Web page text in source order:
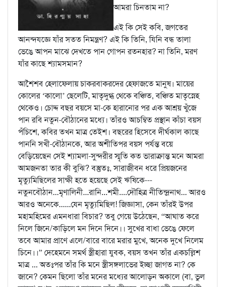
আমরা চিনতাম না?
এই কি সেই কবি, জগতের
আনন্দযজ্ঞে যাঁর সতত নিমন্ত্রণ? এই কি তিনি, যিনি বন্ধ তালা
ভেঙে আপন মাঝে দেখতে পান গোপন রতনহার? না তিনি, মরণ
যাঁর কাছে শ্যামসমান?
আশৈশব হেলাফেলায় চাকরবাকরদের হেফাজতে মানুষ। মায়ের
কোলের ‘কালো’ ছেলেটি, মাতৃদুগ্ধ থেকে বঞ্চিত, বঞ্চিত মাতৃস্নেহ
থেকেও। চোদ্দ বছর বয়সে মা-কে হারানোর পর এক আশ্রয় খুঁজে
পান রবি নতুন-বৌঠানের মধ্যে। তাঁরও আচম্বিত প্রস্থান কাঁচা বয়স
পঁচিশে, কবির তখন মাত্র তেইশ। বছরের হিসেবে দীর্ঘকাল কাছে
পাননি সখী-বৌঠানকে, আর অশীতিপর বয়স পর্যন্ত বয়ে
বেড়িয়েছেন সেই শ্যামলা-সুন্দরীর স্মৃতি কত ভারাক্রান্ত মনে আমরা
আমজনতা তার কী বুঝি? বস্তুতঃ, সারাজীবন ধরে প্রিয়জনের
মৃত্যুমিছিলের সাক্ষী হতে হয়েছে সেই ঋষিকে---
নতুনবৌঠান...মৃণালিনী...রানি...শমী....দৌহিত্র নীতিন্দ্রনাথ... আরও
আরও অনেকে......যেন মৃত্যুমিছিল! জিজ্ঞাসা, কেন তাঁরই উপর
মহামহিমের এমনধারা বিচার? তবু গেয়ে উঠেছেন, “আঘাত করে
নিলে জিনে/কাড়িলে মন দিনে দিনে।। সুখের বাধা ভেঙে ফেলে
তবে আমার প্রাণে এলে/বারে বারে মরার মুখে, অনেক দুখে নিলেম
চিনে।।” দেহেমনে সমর্থ স্ত্রীহারা যুবক, বয়স তখন তাঁর একচল্লিশ
মাত্র ... অতঃপর তাঁর কি মনে স্ত্রীসঙ্গলাভের ইচ্ছা জাগত না? কে
জানে? কেমন ছিলো তাঁর মনের মধ্যের আলোড়ন অকালে (বা, ভুল